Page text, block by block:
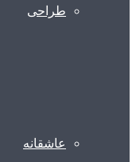
طراحی
عاشقانه